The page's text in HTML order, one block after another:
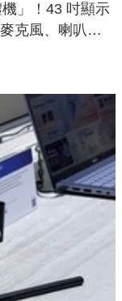
」！43 吋顯示
克風、喇叭，